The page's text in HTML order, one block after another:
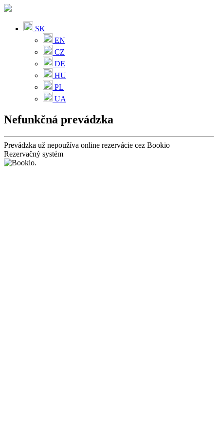
SK
EN
CZ
DE
HU
PL
UA
Nefunkčná prevádzka
Prevádzka už nepoužíva online rezervácie cez Bookio
Rezervačný systém